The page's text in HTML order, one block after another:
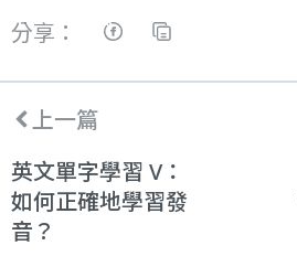
分享：
上一篇
英文單字學習 V：
如何正確地學習發
音？